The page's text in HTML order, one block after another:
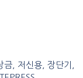
, 저신용, 장단기,